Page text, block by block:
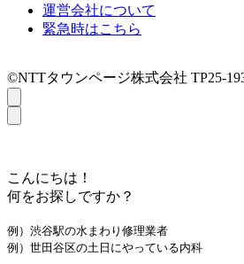
運営会社について
緊急時はこちら
©NTTタウンページ株式会社 TP25-193
こんにちは！
何をお探しですか？
例）渋谷駅の水まわり修理業者
例）世田谷区の土日にやっている内科